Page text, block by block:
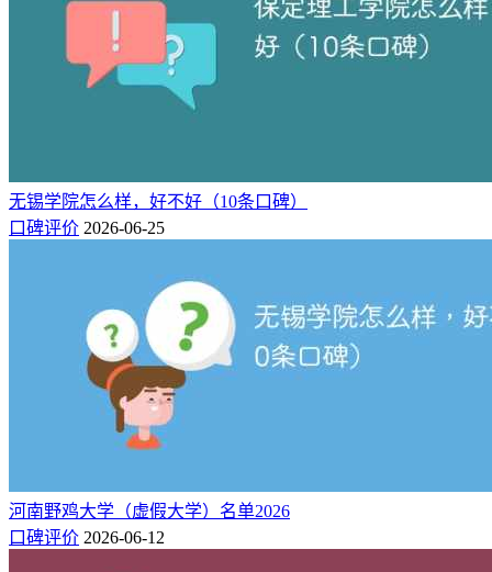
无锡学院怎么样，好不好（10条口碑）
口碑评价 2026-06-25
河南野鸡大学（虚假大学）名单2026
口碑评价 2026-06-12